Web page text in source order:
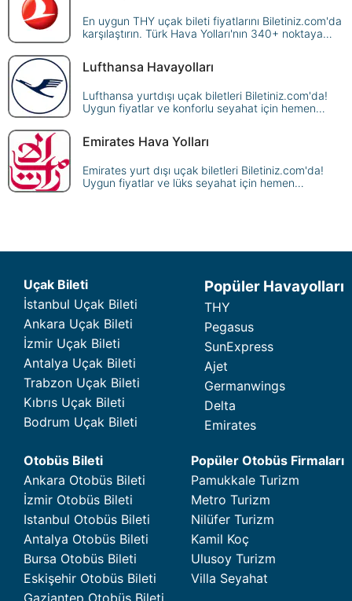
En uygun THY uçak bileti fiyatlarını Biletiniz.com'da
karşılaştırın. Türk Hava Yolları'nın 340+ noktaya
güvenle rezerve edin!
Lufthansa Havayolları
Lufthansa yurtdışı uçak biletleri Biletiniz.com'da!
Uygun fiyatlar ve konforlu seyahat için hemen
Emirates Hava Yolları
Emirates yurt dışı uçak biletleri Biletiniz.com'da!
Uygun fiyatlar ve lüks seyahat için hemen
Uçak Bileti
İstanbul Uçak Bileti
Ankara Uçak Bileti
İzmir Uçak Bileti
Antalya Uçak Bileti
Trabzon Uçak Bileti
Kıbrıs Uçak Bileti
Bodrum Uçak Bileti
Popüler Havayolları
THY
Pegasus
SunExpress
Ajet
Germanwings
Delta
Emirates
Otobüs Bileti
Ankara Otobüs Bileti
İzmir Otobüs Bileti
Istanbul Otobüs Bileti
Antalya Otobüs Bileti
Bursa Otobüs Bileti
Eskişehir Otobüs Bileti
Popüler Otobüs Firmaları
Pamukkale Turizm
Metro Turizm
Nilüfer Turizm
Kamil Koç
Ulusoy Turizm
Villa Seyahat